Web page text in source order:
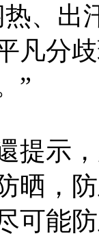
、出
凡分
”
提示
晒，
可能